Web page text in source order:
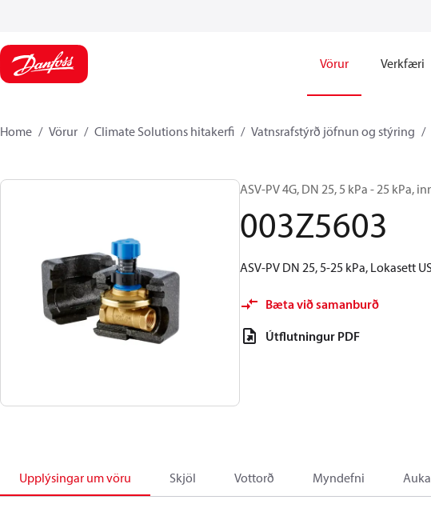
Vörur Verkfæri
Home Vörur Climate Solutions hitakerfi Vatnsrafstýrð jöfnun og stýring
ASV-PV 4G, DN 25, 5 kPa - 25 kPa,
003Z5603
ASV-PV DN 25, 5-25 kPa, Lokasett
Bæta við samanburð
Útflutningur PDF
Upplýsingar um vöru Skjöl Vottorð Myndefni